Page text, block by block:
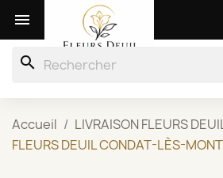

search
Accueil LIVRAISON FLEURS
FLEURS DEUIL CONDAT-LÈS-